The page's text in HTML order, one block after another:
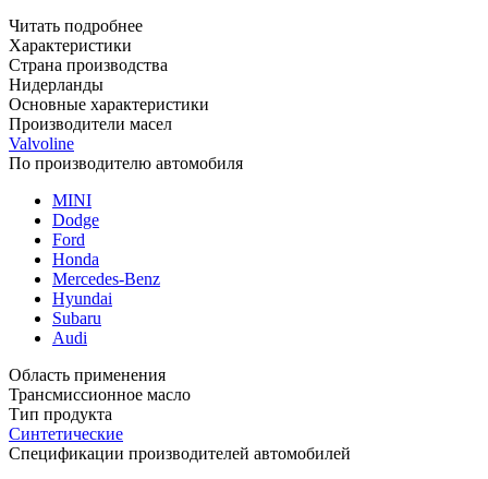
Читать подробнее
Характеристики
Страна производства
Нидерланды
Основные характеристики
Производители масел
Valvoline
По производителю автомобиля
MINI
Dodge
Ford
Honda
Mercedes-Benz
Hyundai
Subaru
Audi
Область применения
Трансмиссионное масло
Тип продукта
Синтетические
Спецификации производителей автомобилей